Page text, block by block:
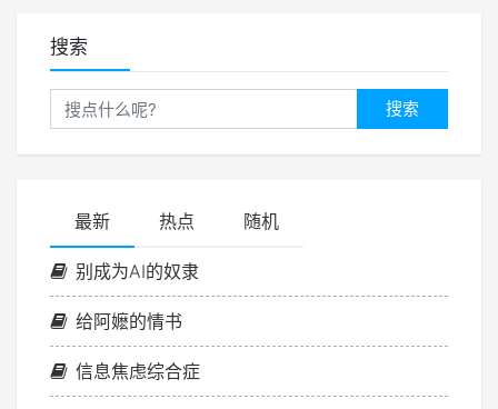
搜索
搜索
最新 热点 随机
别成为AI的奴隶
给阿嬷的情书
信息焦虑综合症